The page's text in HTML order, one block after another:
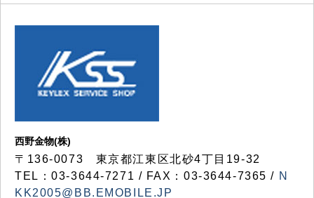
西野金物(株)
〒136-0073 東京都江東区北砂4丁目19-32
TEL：03‐3644‐7271 / FAX：03-3644-7365 / N
KK2005@BB.EMOBILE.JP